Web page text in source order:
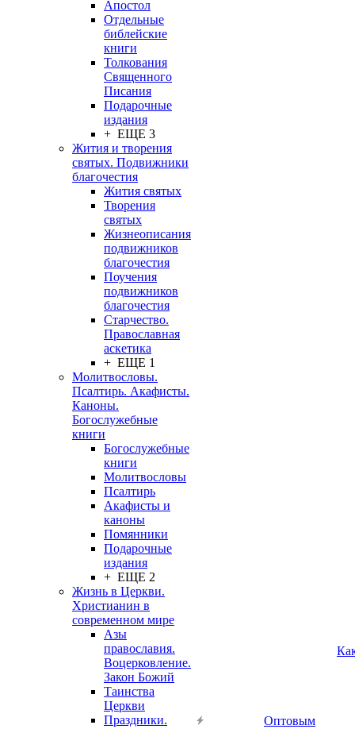
Апостол
Отдельные
библейские
книги
Толкования
Священного
Писания
Подарочные
издания
+ ЕЩЕ 3
Жития и творения
святых. Подвижники
благочестия
Жития святых
Творения
святых
Жизнеописания
подвижников
благочестия
Поучения
подвижников
благочестия
Старчество.
Православная
аскетика
+ ЕЩЕ 1
Молитвословы.
Псалтирь. Акафисты.
Каноны.
Богослужебные
книги
Богослужебные
книги
Молитвословы
Псалтирь
Акафисты и
каноны
Помянники
Подарочные
издания
+ ЕЩЕ 2
Жизнь в Церкви.
Христианин в
современном мире
Азы
православия.
Воцерковление.
Закон Божий
Таинства
Церкви
Праздники.
Оптовым